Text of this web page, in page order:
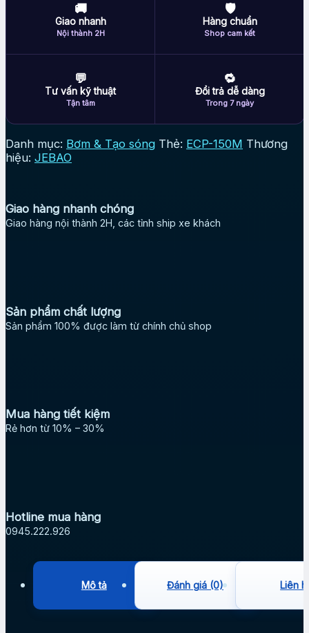
ngang
lượng
🚚
Giao nhanh
Nội thành 2H
🛡
Hàng chuẩn
Shop cam kết
💬
Tư vấn kỹ thuật
Tận tâm
🔁
Đổi trả dễ dàng
Trong 7 ngày
Danh mục: Bơm & Tạo sóng Thẻ: ECP-150M Thương
hiệu: JEBAO
Giao hàng nhanh chóng
Giao hàng nội thành 2H, các tỉnh ship xe khách
Sản phẩm chất lượng
Sản phẩm 100% được làm từ chính chủ shop
Mua hàng tiết kiệm
Rẻ hơn từ 10% – 30%
Hotline mua hàng
0945.222.926
Mô tả Đánh giá (0) Liên